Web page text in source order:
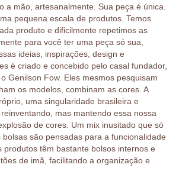
a mão, artesanalmente. Sua peça é única.
pequena escala de produtos. Temos
produto e dificilmente repetimos as
para você ter uma peça só sua,
ideias, inspirações, design e
é criado e concebido pelo casal fundador,
Genilson Fow. Eles mesmos pesquisam
os modelos, combinam as cores. A
uma singularidade brasileira e
mas mantendo essa nossa
de cores. Um mix inusitado que só
são pensadas para a funcionalidade
produtos têm bastante bolsos internos e
de imã, facilitando a organização e